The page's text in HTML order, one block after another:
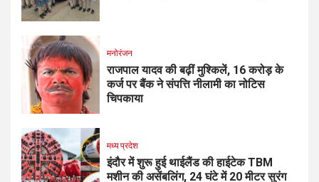
मनोरंजन
राजपाल यादव की बढ़ीं मुश्किलें, ₹16 करोड़ के
कर्ज पर बैंक ने संपत्ति नीलामी का नोटिस
चिपकाया
मध्य प्रदेश
इंदौर में शुरू हुई थाईलैंड की हाईटेक TBM
मशीन की असेंबलिंग, 24 घंटे में 20 मीटर सुरंग